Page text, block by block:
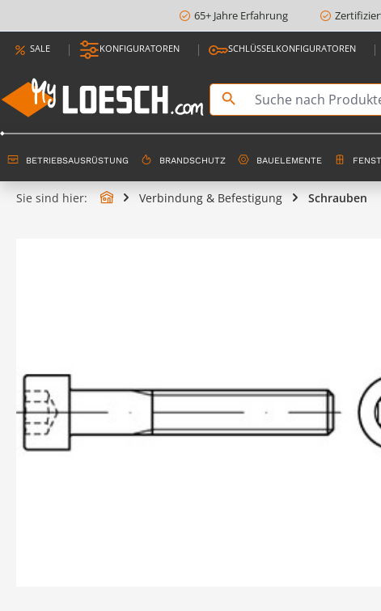
Zur Hauptnavigation springen
65+ Jahre Erfahrung
SALE KONFIGURATOREN SCHLÜSSELKONFIGURATOREN
BETRIEBSAUSRÜSTUNG BRANDSCHUTZ BAUELEMENTE
Sie sind hier: Verbindung & Befestigung Schrauben